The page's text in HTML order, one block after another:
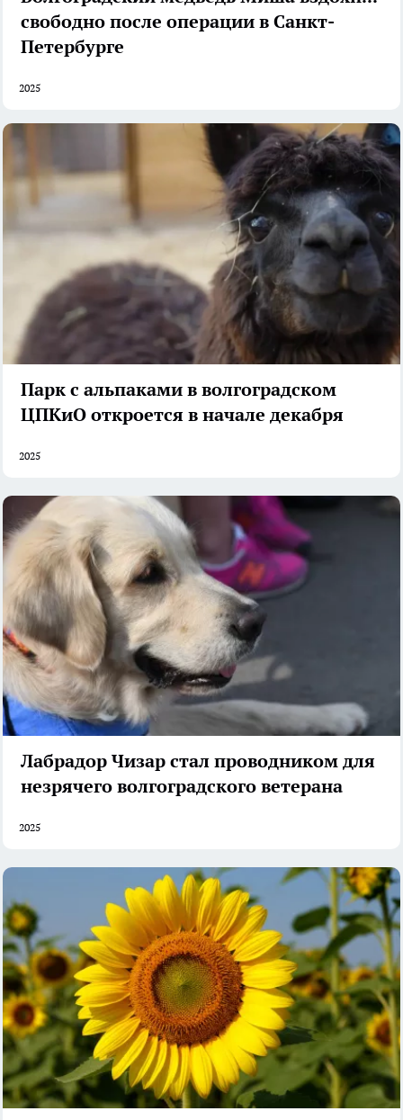
свободно после операции в Санкт-
Петербурге
2025
Парк с альпаками в волгоградском
ЦПКиО откроется в начале декабря
2025
Лабрадор Чизар стал проводником для
незрячего волгоградского ветерана
2025